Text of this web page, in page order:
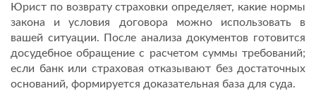
Юрист по возврату страховки определяет, какие нормы
закона и условия договора можно использовать в
вашей ситуации. После анализа документов готовится
досудебное обращение с расчетом суммы требований;
если банк или страховая отказывают без достаточных
оснований, формируется доказательная база для суда.